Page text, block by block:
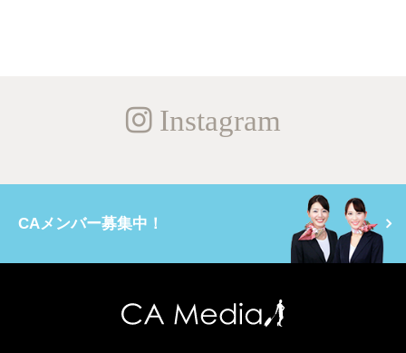
Instagram
CAメンバー募集中！